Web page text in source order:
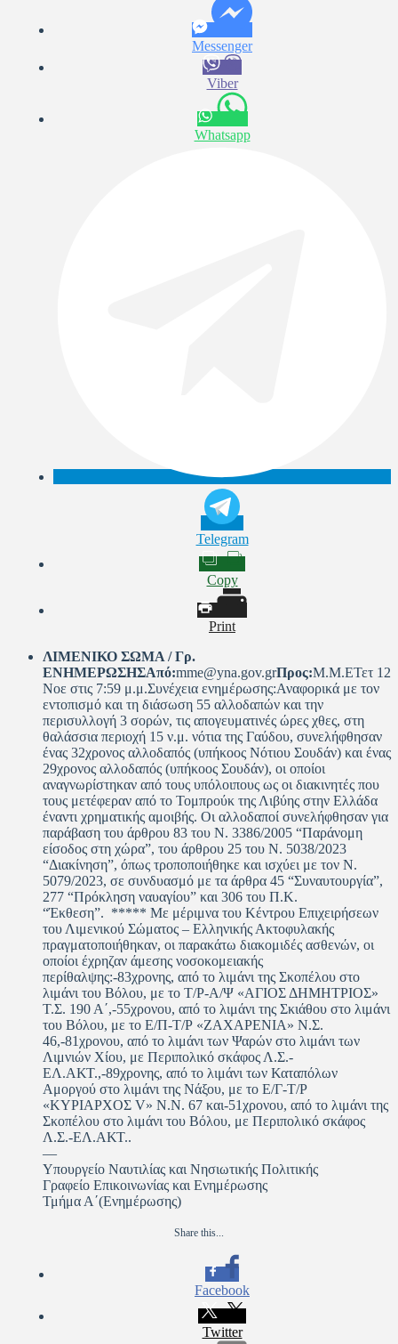
Messenger
Viber
Whatsapp
Telegram
Copy
Print
ΛΙΜΕΝΙΚΟ ΣΩΜΑ / Γρ.
ΕΝΗΜΕΡΩΣΗΣΑπό:mme@yna.gov.grΠρος:Μ.Μ.ΕΤετ 12
Νοε στις 7:59 μ.μ.Συνέχεια ενημέρωσης:Αναφορικά με τον
εντοπισμό και τη διάσωση 55 αλλοδαπών και την
περισυλλογή 3 σορών, τις απογευματινές ώρες χθες, στη
θαλάσσια περιοχή 15 ν.μ. νότια της Γαύδου, συνελήφθησαν
ένας 32χρονος αλλοδαπός (υπήκοος Νότιου Σουδάν) και ένας
29χρονος αλλοδαπός (υπήκοος Σουδάν), οι οποίοι
αναγνωρίστηκαν από τους υπόλοιπους ως οι διακινητές που
τους μετέφεραν από το Τομπρούκ της Λιβύης στην Ελλάδα
έναντι χρηματικής αμοιβής. Οι αλλοδαποί συνελήφθησαν για
παράβαση του άρθρου 83 του Ν. 3386/2005 “Παράνομη
είσοδος στη χώρα”, του άρθρου 25 του Ν. 5038/2023
“Διακίνηση”, όπως τροποποιήθηκε και ισχύει με τον Ν.
5079/2023, σε συνδυασμό με τα άρθρα 45 “Συναυτουργία”,
277 “Πρόκληση ναυαγίου” και 306 του Π.Κ.
“Έκθεση”. ***** Με μέριμνα του Κέντρου Επιχειρήσεων
του Λιμενικού Σώματος – Ελληνικής Ακτοφυλακής
πραγματοποιήθηκαν, οι παρακάτω διακομιδές ασθενών, οι
οποίοι έχρηζαν άμεσης νοσοκομειακής
περίθαλψης:-83χρονης, από το λιμάνι της Σκοπέλου στο
λιμάνι του Βόλου, με το Τ/Ρ-Α/Ψ «ΑΓΙΟΣ ΔΗΜΗΤΡΙΟΣ»
Τ.Σ. 190 Α΄,-55χρονου, από το λιμάνι της Σκιάθου στο λιμάνι
του Βόλου, με το Ε/Π-Τ/Ρ «ΖΑΧΑΡΕΝΙΑ» Ν.Σ.
46,-81χρονου, από το λιμάνι των Ψαρών στο λιμάνι των
Λιμνιών Χίου, με Περιπολικό σκάφος Λ.Σ.-
ΕΛ.ΑΚΤ.,-89χρονης, από το λιμάνι των Καταπόλων
Αμοργού στο λιμάνι της Νάξου, με το Ε/Γ-Τ/Ρ
«ΚΥΡΙΑΡΧΟΣ V» Ν.N. 67 και-51χρονου, από το λιμάνι της
Σκοπέλου στο λιμάνι του Βόλου, με Περιπολικό σκάφος
Λ.Σ.-ΕΛ.ΑΚΤ..
—
Υπουργείο Ναυτιλίας και Νησιωτικής Πολιτικής
Γραφείο Επικοινωνίας και Ενημέρωσης
Τμήμα Α΄(Ενημέρωσης)
Share this...
Facebook
Twitter